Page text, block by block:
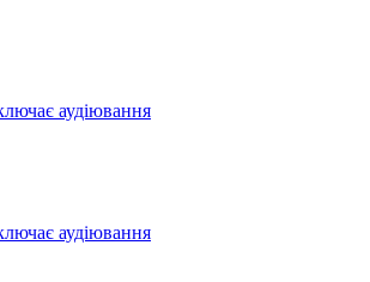
аудіювання
аудіювання